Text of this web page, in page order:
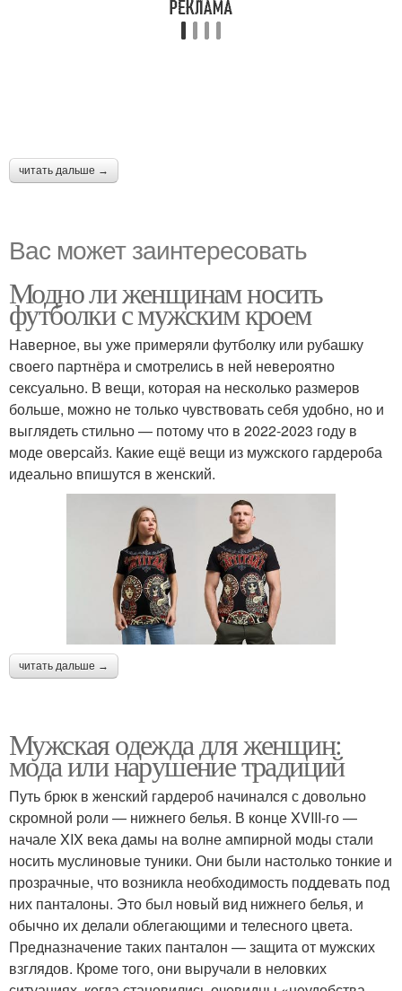
читать дальше →
Вас может заинтересовать
Модно ли женщинам носить
футболки с мужским кроем
Наверное, вы уже примеряли футболку или рубашку
своего партнёра и смотрелись в ней невероятно
сексуально. В вещи, которая на несколько размеров
больше, можно не только чувствовать себя удобно, но и
выглядеть стильно — потому что в 2022-2023 году в
моде оверсайз. Какие ещё вещи из мужского гардероба
идеально впишутся в женский.
читать дальше →
Мужская одежда для женщин:
мода или нарушение традиций
Путь брюк в женский гардероб начинался с довольно
скромной роли — нижнего белья. В конце XVIII-го —
начале XIX века дамы на волне ампирной моды стали
носить муслиновые туники. Они были настолько тонкие и
прозрачные, что возникла необходимость поддевать под
них панталоны. Это был новый вид нижнего белья, и
обычно их делали облегающими и телесного цвета.
Предназначение таких панталон — защита от мужских
взглядов. Кроме того, они выручали в неловких